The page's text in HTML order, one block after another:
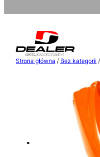
Strona główna / Bez kategorii